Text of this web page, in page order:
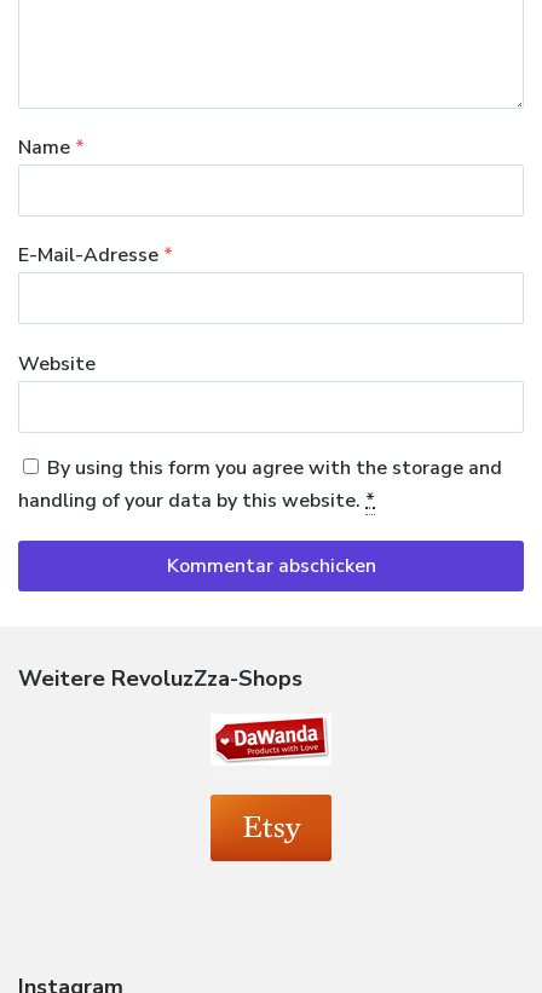
Name *
E-Mail-Adresse *
Website
By using this form you agree with the storage and
handling of your data by this website. *
Weitere RevoluzZza-Shops
Instagram